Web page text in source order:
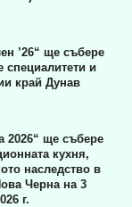
’26“ ще събере
специалитети и
край Дунав
2026“ ще събере
кухня,
наследство в
Черна на 3
г.